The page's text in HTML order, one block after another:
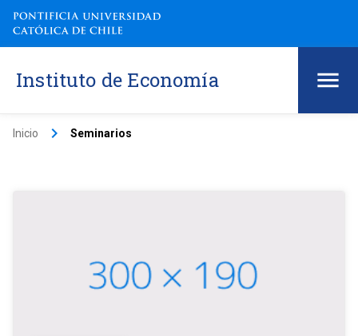
Instituto de Economía
Inicio keyboard_arrow_right Seminarios